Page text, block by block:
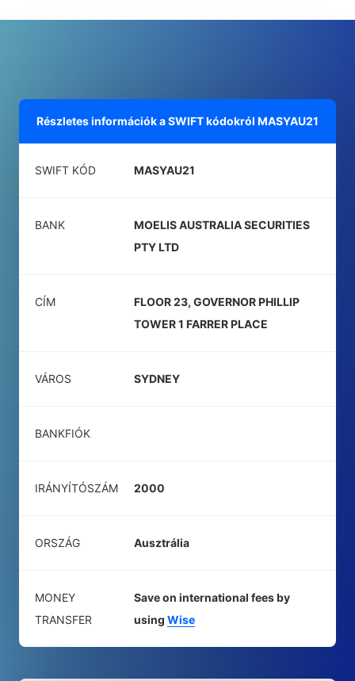
Részletes információk a SWIFT kódokról MASYAU21
SWIFT KÓD MASYAU21
BANK
MOELIS AUSTRALIA SECURITIES
PTY LTD
CÍM
FLOOR 23, GOVERNOR PHILLIP
TOWER 1 FARRER PLACE
VÁROS SYDNEY
BANKFIÓK
IRÁNYÍTÓSZÁM 2000
ORSZÁG Ausztrália
MONEY
TRANSFER
Save on international fees by
using Wise